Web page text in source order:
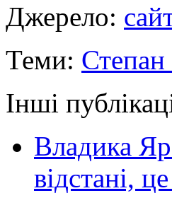
Джерело:
Теми:
Інші
Владика
відстані,